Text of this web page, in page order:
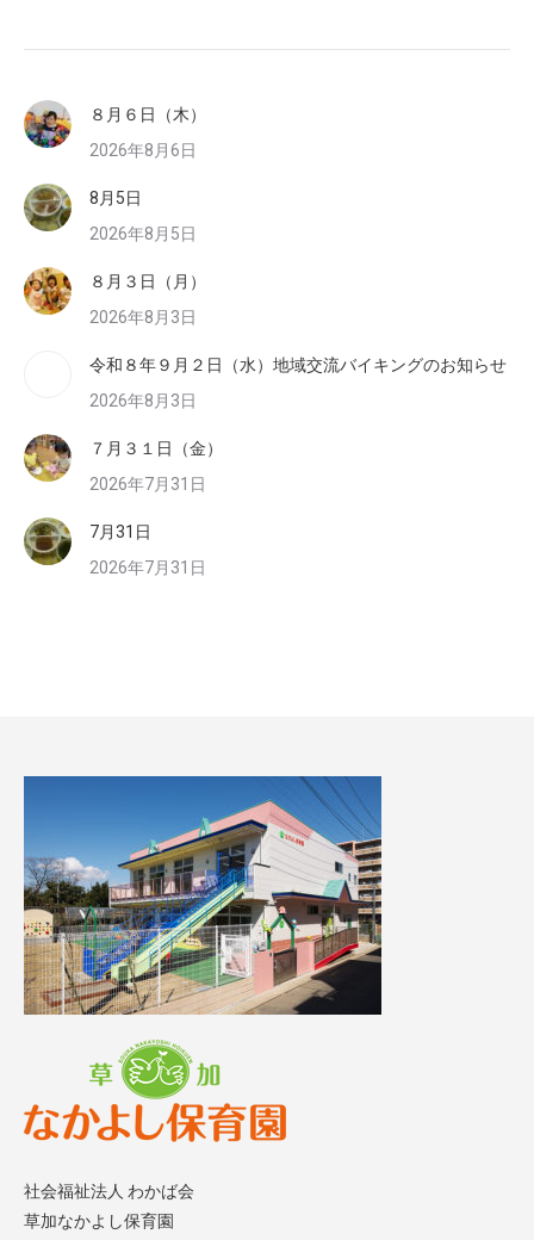
８月６日（木）
2026年8月6日
8月5日
2026年8月5日
８月３日（月）
2026年8月3日
令和８年９月２日（水）地域交流バイキングのお知らせ
2026年8月3日
７月３１日（金）
2026年7月31日
7月31日
2026年7月31日
社会福祉法人 わかば会
草加なかよし保育園